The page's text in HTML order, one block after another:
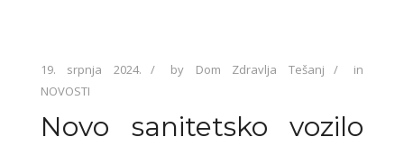
19. srpnja 2024. by Dom Zdravlja Tešanj
in
NOVOSTI
Novo sanitetsko vozilo